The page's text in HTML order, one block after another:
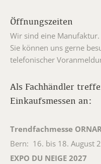
Öffnungszeiten
Wir sind eine Manufaktur.
Sie können uns gerne
telefonischer
Als Fachhändler
Einkaufsmessen an:
Trendfachmesse
Bern: 16. bis 18. August
EXPO DU NEIGE 2027